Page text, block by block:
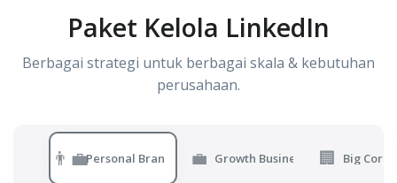
Paket Kelola LinkedIn
Berbagai strategi untuk berbagai skala & kebutuhan
perusahaan.
👨‍💼Personal Branding 💼 Growth Business 🏢 Big